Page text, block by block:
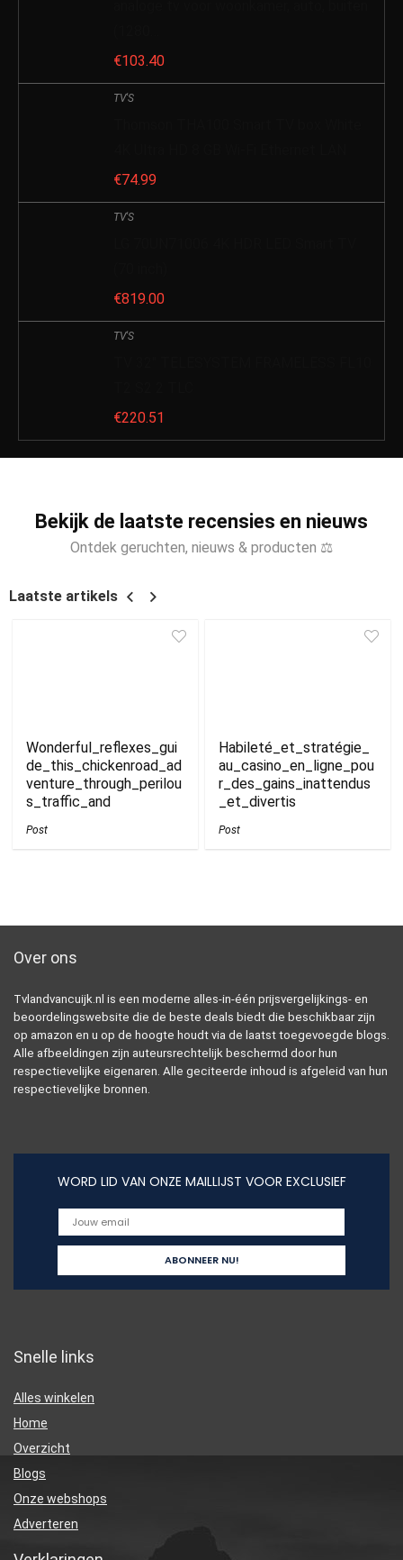
€103.40
TV'S
€74.99
TV'S
€819.00
TV'S
€220.51
Bekijk de laatste recensies en nieuws
Ontdek geruchten, nieuws & producten ⚖
Laatste artikels
Wonderful_reflexes_gui
de_this_chickenroad_ad
venture_through_perilou
s_traffic_and
Post
Habileté_et_stratégie_
au_casino_en_ligne_pou
r_des_gains_inattendus
_et_divertis
Post
Over ons
Tvlandvancuijk.nl is een moderne alles-in-één prijsvergelijkings- en
beoordelingswebsite die de beste deals biedt die beschikbaar zijn
op amazon en u op de hoogte houdt via de laatst toegevoegde blogs.
Alle afbeeldingen zijn auteursrechtelijk beschermd door hun
respectievelijke eigenaren. Alle geciteerde inhoud is afgeleid van hun
respectievelijke bronnen.
WORD LID VAN ONZE MAILLIJST VOOR EXCLUSIEF
Snelle links
Alles winkelen
Home
Overzicht
Blogs
Onze webshops
Adverteren